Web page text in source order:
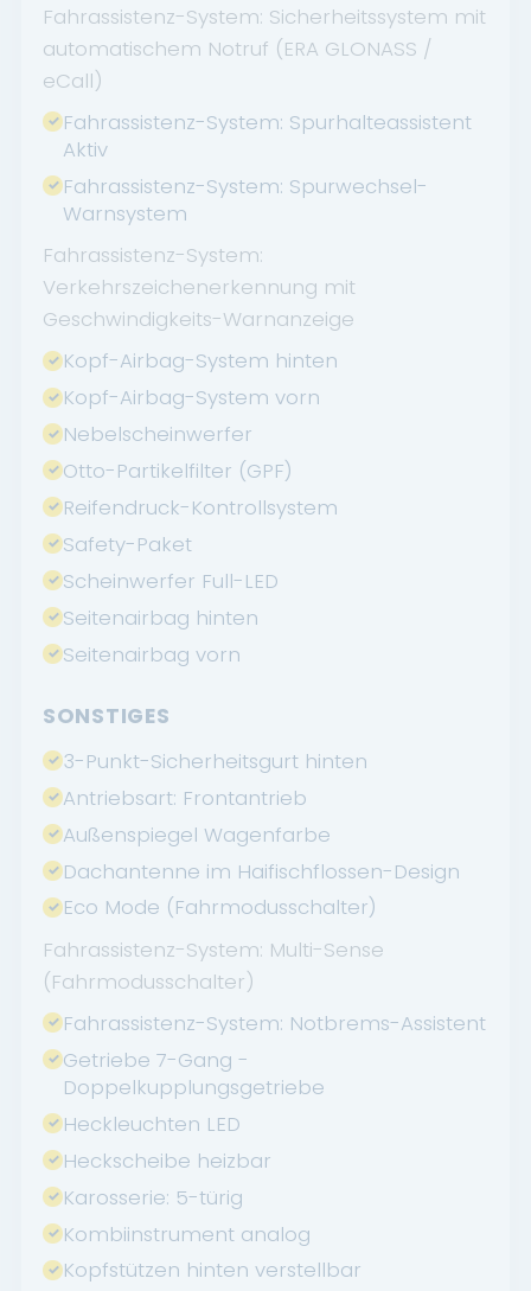
Fahrassistenz-System: Sicherheitssystem mit
automatischem Notruf (ERA GLONASS /
eCall)
Fahrassistenz-System: Spurhalteassistent
Aktiv
Fahrassistenz-System: Spurwechsel-
Warnsystem
Fahrassistenz-System:
Verkehrszeichenerkennung mit
Geschwindigkeits-Warnanzeige
Kopf-Airbag-System hinten
Kopf-Airbag-System vorn
Nebelscheinwerfer
Otto-Partikelfilter (GPF)
Reifendruck-Kontrollsystem
Safety-Paket
Scheinwerfer Full-LED
Seitenairbag hinten
Seitenairbag vorn
SONSTIGES
3-Punkt-Sicherheitsgurt hinten
Antriebsart: Frontantrieb
Außenspiegel Wagenfarbe
Dachantenne im Haifischflossen-Design
Eco Mode (Fahrmodusschalter)
Fahrassistenz-System: Multi-Sense
(Fahrmodusschalter)
Fahrassistenz-System: Notbrems-Assistent
Getriebe 7-Gang -
Doppelkupplungsgetriebe
Heckleuchten LED
Heckscheibe heizbar
Karosserie: 5-türig
Kombiinstrument analog
Kopfstützen hinten verstellbar